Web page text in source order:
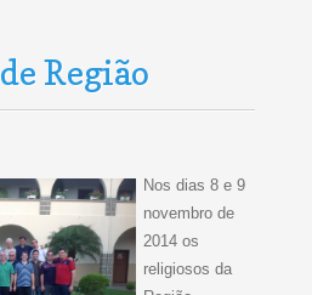
Região
Nos dias 8 e 9
novembro de
2014 os
religiosos da